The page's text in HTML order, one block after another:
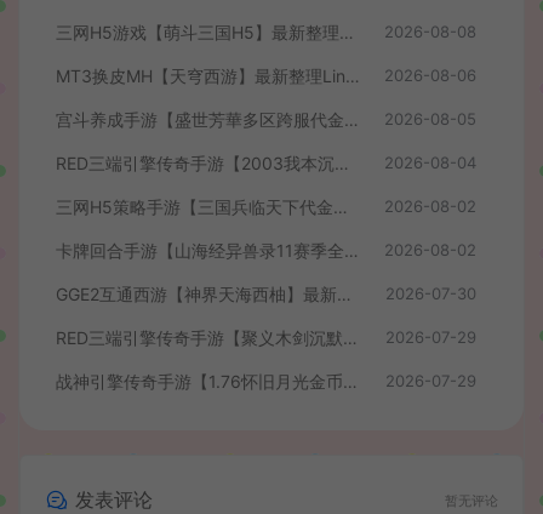
三网H5游戏【萌斗三国H5】最新整理WIN系服务端+GM后台+详细搭建教程 2026-08-08
MT3换皮MH【天穹西游】最新整理Linux手工服务端+安卓苹果双端+GM后台+详细搭建教程+全套源码+视频教程 2026-08-06
宫斗养成手游【盛世芳華多区跨服代金券本地优化版】最新整理单机一键即玩端+Linux手工服务端+CDK授权后台+安卓+详细搭建教程 2026-08-05
RED三端引擎传奇手游【2003我本沉默】最新整理Win系服务端+安卓苹果PC三端+详细搭建教程 2026-08-04
三网H5策略手游【三国兵临天下代金券内购七合修复版】最新整理单机一键即玩镜像端+Linux手工服务端+管理后台+GM授权后台+简易安卓客户端+详细搭建教程+视频教程 2026-08-02
卡牌回合手游【山海经异兽录11赛季全人物代金券内购版】最新整理WIN系服务端+授权GM后台+管理后台+热更修改工具+安卓+详细搭建教程 2026-08-02
GGE2互通西游【神界天海西柚】最新整理Win系服务端+安卓苹果PC三端+内置GM工具+全套源码+详细搭建教程+视频教程 2026-07-30
RED三端引擎传奇手游【聚义木剑沉默高仿嘟嘟沉默】最新整理Win系服务端+安卓苹果PC三端+详细搭建教程 2026-07-29
战神引擎传奇手游【1.76怀旧月光金币版】最新整理Win系复古服务端+安卓苹果双端+GM授权物品后台+详细搭建教程 2026-07-29
发表评论 暂无评论